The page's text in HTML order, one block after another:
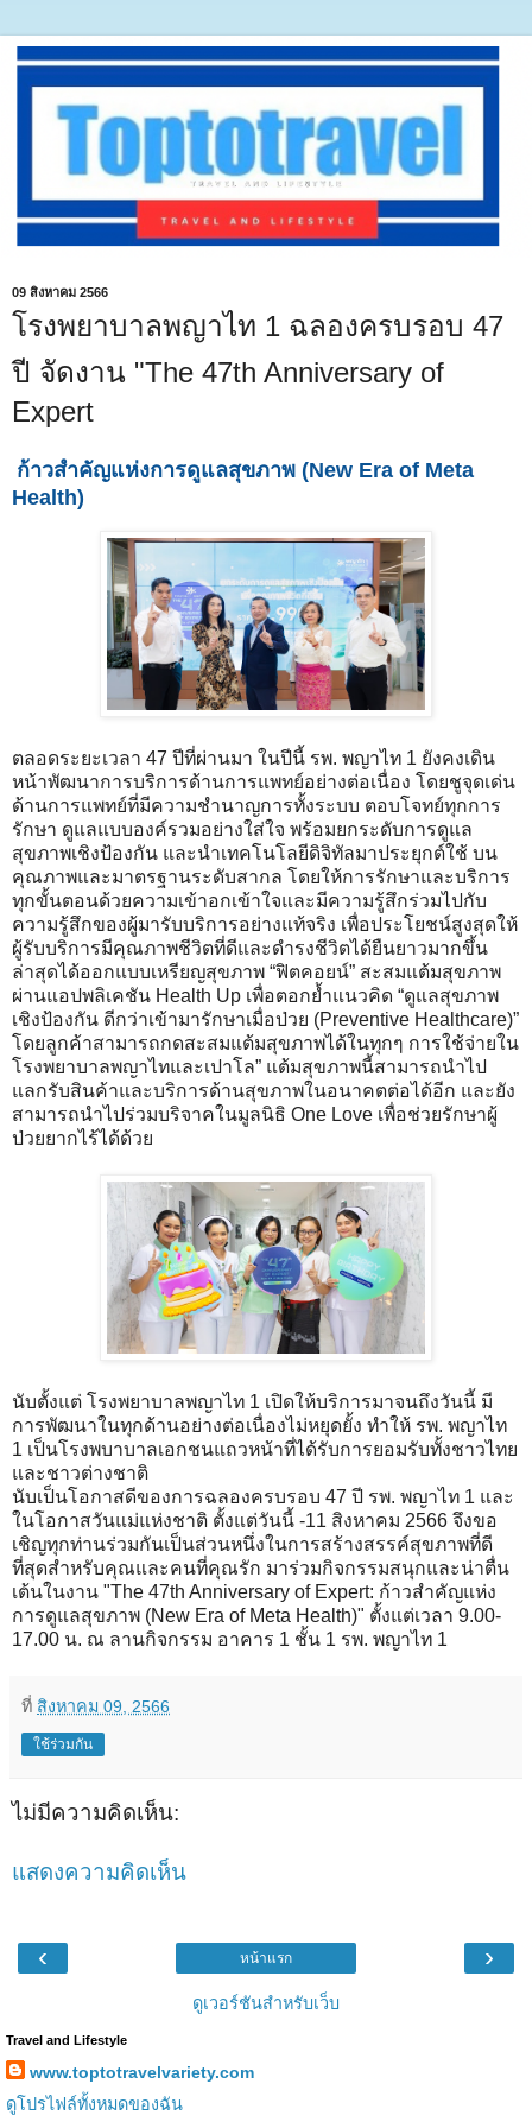
09 สิงหาคม 2566
โรงพยาบาลพญาไท 1 ฉลองครบรอบ 47
ปี จัดงาน "The 47th Anniversary of
Expert
ก้าวสำคัญแห่งการดูแลสุขภาพ (New Era of Meta
Health)
ตลอดระยะเวลา 47 ปีที่ผ่านมา ในปีนี้ รพ. พญาไท 1 ยังคงเดิน
หน้าพัฒนาการบริการด้านการแพทย์อย่างต่อเนื่อง โดยชูจุดเด่น
ด้านการแพทย์ที่มีความชำนาญการทั้งระบบ ตอบโจทย์ทุกการ
รักษา ดูแลแบบองค์รวมอย่างใส่ใจ พร้อมยกระดับการดูแล
สุขภาพเชิงป้องกัน และนำเทคโนโลยีดิจิทัลมาประยุกต์ใช้ บน
คุณภาพและมาตรฐานระดับสากล โดยให้การรักษาและบริการ
ทุกขั้นตอนด้วยความเข้าอกเข้าใจและมีความรู้สึกร่วมไปกับ
ความรู้สึกของผู้มารับบริการอย่างแท้จริง เพื่อประโยชน์สูงสุดให้
ผู้รับบริการมีคุณภาพชีวิตที่ดีและดำรงชีวิตได้ยืนยาวมากขึ้น
ล่าสุดได้ออกแบบเหรียญสุขภาพ “ฟิตคอยน์” สะสมแต้มสุขภาพ
ผ่านแอปพลิเคชัน Health Up เพื่อตอกย้ำแนวคิด “ดูแลสุขภาพ
เชิงป้องกัน ดีกว่าเข้ามารักษาเมื่อป่วย (Preventive Healthcare)”
โดยลูกค้าสามารถกดสะสมแต้มสุขภาพได้ในทุกๆ การใช้จ่ายใน
โรงพยาบาลพญาไทและเปาโล” แต้มสุขภาพนี้สามารถนำไป
แลกรับสินค้าและบริการด้านสุขภาพในอนาคตต่อได้อีก และยัง
สามารถนำไปร่วมบริจาคในมูลนิธิ One Love เพื่อช่วยรักษาผู้
ป่วยยากไร้ได้ด้วย
นับตั้งแต่ โรงพยาบาลพญาไท 1 เปิดให้บริการมาจนถึงวันนี้ มี
การพัฒนาในทุกด้านอย่างต่อเนื่องไม่หยุดยั้ง ทำให้ รพ. พญาไท
1 เป็นโรงพบาบาลเอกชนแถวหน้าที่ได้รับการยอมรับทั้งชาวไทย
และชาวต่างชาติ
นับเป็นโอกาสดีของการฉลองครบรอบ 47 ปี รพ. พญาไท 1 และ
ในโอกาสวันแม่แห่งชาติ ตั้งแต่วันนี้ -11 สิงหาคม 2566 จึงขอ
เชิญทุกท่านร่วมกันเป็นส่วนหนึ่งในการสร้างสรรค์สุขภาพที่ดี
ที่สุดสำหรับคุณและคนที่คุณรัก มาร่วมกิจกรรมสนุกและน่าตื่น
เต้นในงาน "The 47th Anniversary of Expert: ก้าวสำคัญแห่ง
การดูแลสุขภาพ (New Era of Meta Health)" ตั้งแต่เวลา 9.00-
17.00 น. ณ ลานกิจกรรม อาคาร 1 ชั้น 1 รพ. พญาไท 1
ที่ สิงหาคม 09, 2566
ใช้ร่วมกัน
ไม่มีความคิดเห็น:
แสดงความคิดเห็น
‹ ›
หน้าแรก
ดูเวอร์ชันสำหรับเว็บ
Travel and Lifestyle
www.toptotravelvariety.com
ดูโปรไฟล์ทั้งหมดของฉัน